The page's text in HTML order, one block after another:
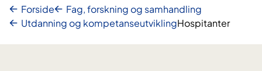
Forside
Fag, forskning og samhandling
Utdanning og kompetanseutviklingHospitanter